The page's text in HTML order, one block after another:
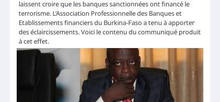
laissent croire que les banques sanctionnées ont financé le
terrorisme. L’Association Professionnelle des Banques et
Etablissements financiers du Burkina-Faso a tenu à apporter
des éclaircissements. Voici le contenu du communiqué produit
à cet effet.